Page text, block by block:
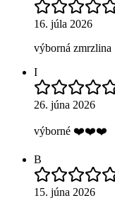
16. júla 2026
výborná zmrzlina
I
26. júna 2026
výborné ❤️❤️❤️
B
15. júna 2026